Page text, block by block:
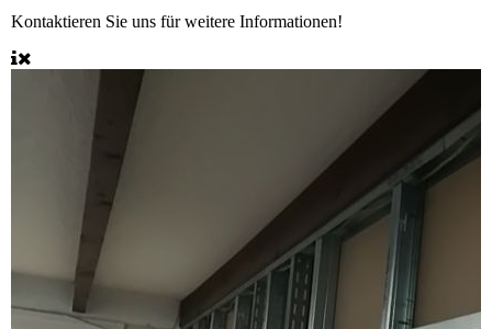
Kontaktieren Sie uns für weitere Informationen!